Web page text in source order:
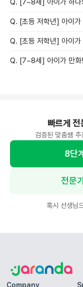
Q. [7~8세] 아이가 하나
Q. [초등 저학년] 아이가
Q. [초등 저학년] 아이가
Q. [7~8세] 아이가 만화
빠르게
검증된 맞춤쌤
8단
전문
혹시 선생님
Company